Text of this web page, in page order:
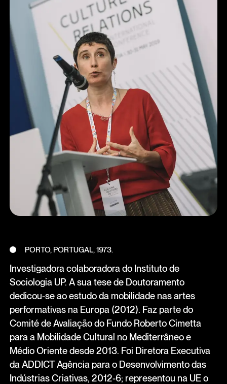
PORTO, PORTUGAL, 1973.
Investigadora colaboradora do Instituto de
Sociologia UP. A sua tese de Doutoramento
dedicou-se ao estudo da mobilidade nas artes
performativas na Europa (2012). Faz parte do
Comité de Avaliação do Fundo Roberto Cimetta
para a Mobilidade Cultural no Mediterrâneo e
Médio Oriente desde 2013. Foi Diretora Executiva
da ADDICT Agência para o Desenvolvimento das
Indústrias Criativas, 2012-6; representou na UE o